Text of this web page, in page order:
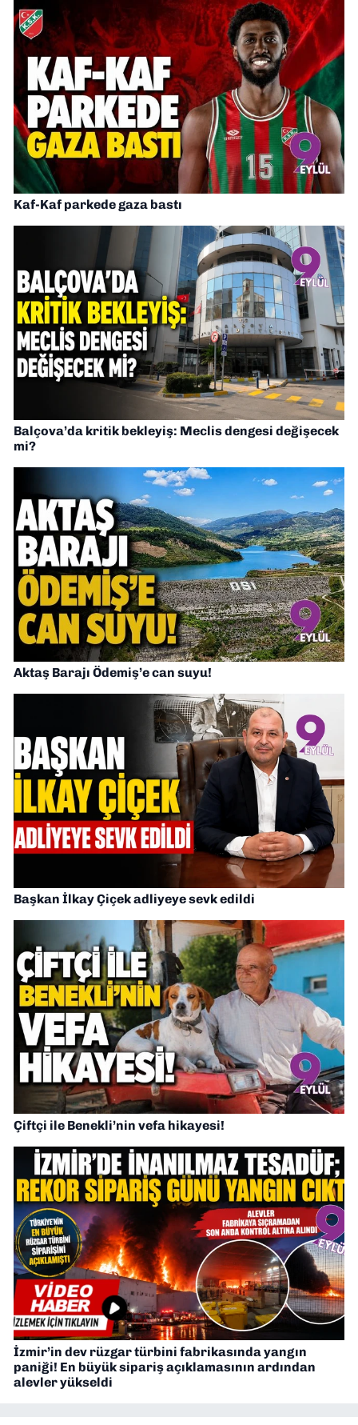
Kaf-Kaf parkede gaza bastı
Balçova’da kritik bekleyiş: Meclis dengesi değişecek
mi?
Aktaş Barajı Ödemiş’e can suyu!
Başkan İlkay Çiçek adliyeye sevk edildi
Çiftçi ile Benekli’nin vefa hikayesi!
İzmir’in dev rüzgar türbini fabrikasında yangın
paniği! En büyük sipariş açıklamasının ardından
alevler yükseldi